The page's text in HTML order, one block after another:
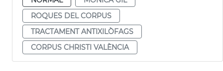
ROQUES DEL CORPUS
TRACTAMENT ANTIXILÒFAGS
CORPUS CHRISTI VALÈNCIA